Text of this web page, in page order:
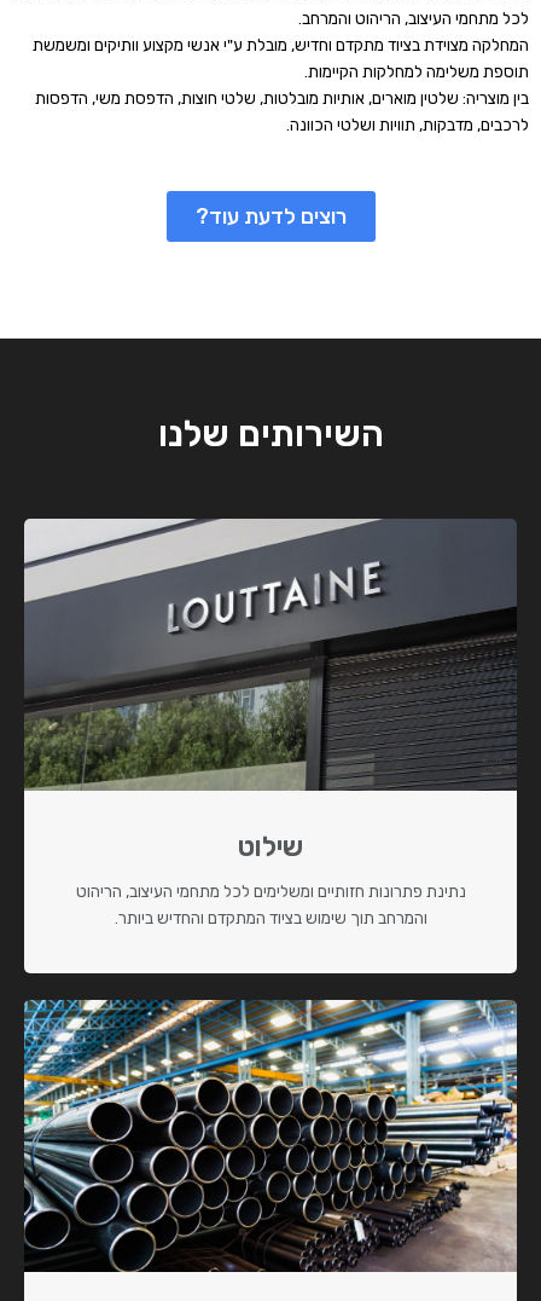
לכל מתחמי העיצוב, הריהוט והמרחב.
המחלקה מצוידת בציוד מתקדם וחדיש, מובלת ע"י אנשי מקצוע וותיקים ומשמשת
תוספת משלימה למחלקות הקיימות.
בין מוצריה: שלטין מוארים, אותיות מובלטות, שלטי חוצות, הדפסת משי, הדפסות
לרכבים, מדבקות, תוויות ושלטי הכוונה.
רוצים לדעת עוד?
השירותים שלנו
שילוט
נתינת פתרונות חזותיים ומשלימים לכל מתחמי העיצוב, הריהוט
והמרחב תוך שימוש בציוד המתקדם והחדיש ביותר.